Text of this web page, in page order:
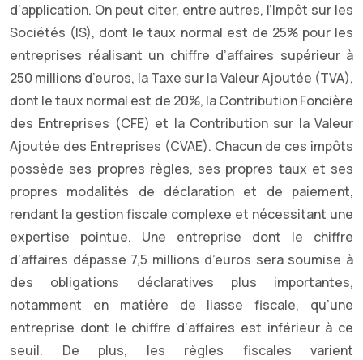
d’application. On peut citer, entre autres, l’Impôt sur les
Sociétés (IS), dont le taux normal est de 25% pour les
entreprises réalisant un chiffre d’affaires supérieur à
250 millions d’euros, la Taxe sur la Valeur Ajoutée (TVA),
dont le taux normal est de 20%, la Contribution Foncière
des Entreprises (CFE) et la Contribution sur la Valeur
Ajoutée des Entreprises (CVAE). Chacun de ces impôts
possède ses propres règles, ses propres taux et ses
propres modalités de déclaration et de paiement,
rendant la gestion fiscale complexe et nécessitant une
expertise pointue. Une entreprise dont le chiffre
d’affaires dépasse 7,5 millions d’euros sera soumise à
des obligations déclaratives plus importantes,
notamment en matière de liasse fiscale, qu’une
entreprise dont le chiffre d’affaires est inférieur à ce
seuil. De plus, les règles fiscales varient